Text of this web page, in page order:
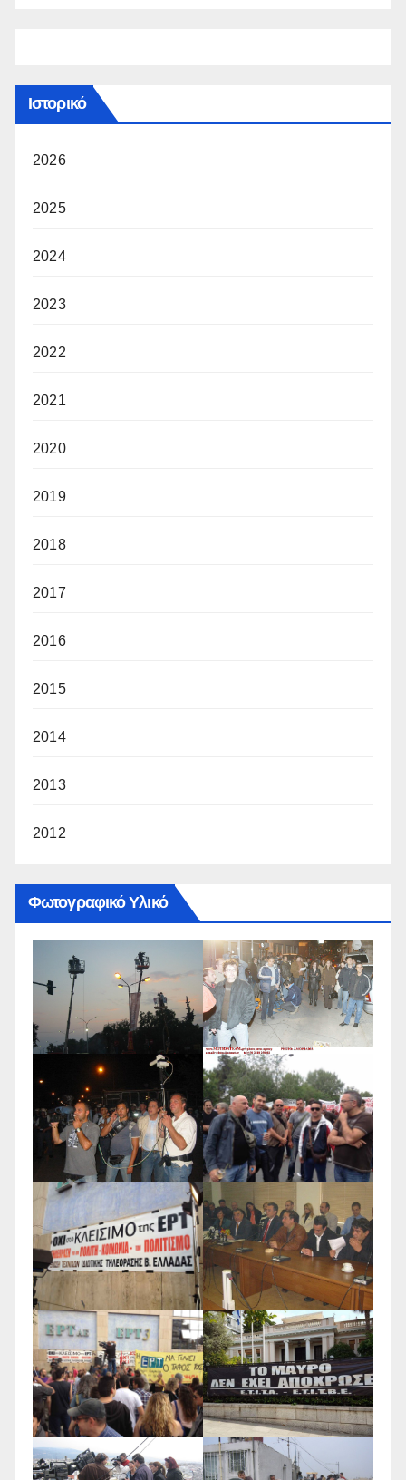
Ιστορικό
2026
2025
2024
2023
2022
2021
2020
2019
2018
2017
2016
2015
2014
2013
2012
Φωτογραφικό Υλικό